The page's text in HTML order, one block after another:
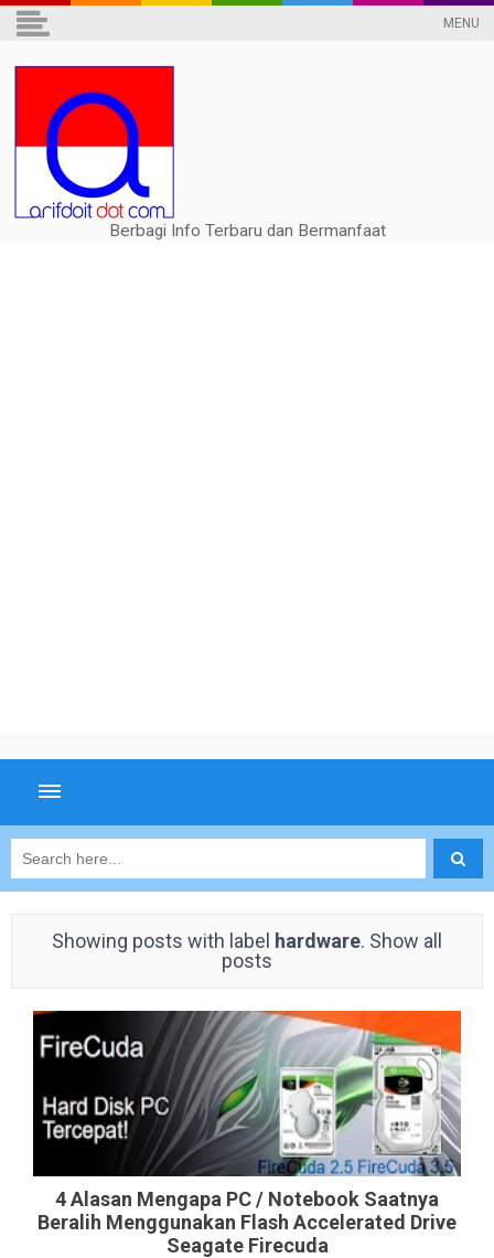
MENU
Berbagi Info Terbaru dan Bermanfaat
Showing posts with label hardware. Show all
posts
4 Alasan Mengapa PC / Notebook Saatnya
Beralih Menggunakan Flash Accelerated Drive
Seagate Firecuda